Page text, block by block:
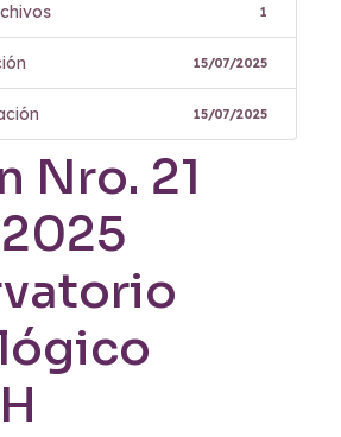
1
15/07/2025
15/07/2025
Nro. 21